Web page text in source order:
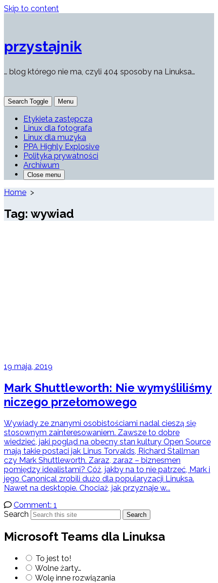
Skip to content
przystajnik
… blog którego nie ma, czyli 404 sposoby na Linuksa…
Search Toggle Menu
Etykieta zastępcza
Linux dla fotografa
Linux dla muzyka
PPA Highly Explosive
Polityka prywatności
Archiwum
Close menu
Home >
Tag: wywiad
19 maja, 2019
Mark Shuttleworth: Nie wymyśliliśmy
niczego przełomowego
Wywiady ze znanymi osobistościami nadal cieszą się
stosownym zainteresowaniem. Zawsze to dobre
wiedzieć, jaki pogląd na obecny stan kultury Open Source
mają takie postaci jak Linus Torvalds, Richard Stallman
czy Mark Shuttleworth. Zaraz, zaraz – biznesmen
pomiędzy idealistami? Cóż, jakby na to nie patrzeć, Mark i
jego Canonical zrobili dużo dla popularyzacji Linuksa.
Nawet na desktopie. Chociaż, jak przyznaje w...
Comment: 1
Search
Search
Microsoft Teams dla Linuksa
To jest to!
Wolne żarty…
Wolę inne rozwiązania